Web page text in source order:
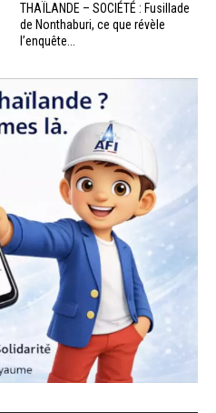
THAÏLANDE – SOCIÉTÉ : Fusillade
de Nonthaburi, ce que révèle
l’enquête...